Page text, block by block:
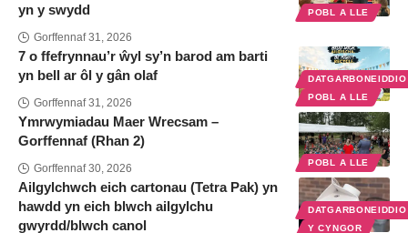
POBL A LLE
yn y swydd
Gorffennaf 31, 2026
POBL A LLE
7 o ffefrynnau’r ŵyl sy’n barod am barti
yn bell ar ôl y gân olaf
Gorffennaf 31, 2026
POBL A LLE
Ymrwymiadau Maer Wrecsam –
Gorffennaf (Rhan 2)
Gorffennaf 30, 2026
Y CYNGOR
Ailgylchwch eich cartonau (Tetra Pak) yn
hawdd yn eich blwch ailgylchu
gwyrdd/blwch canol